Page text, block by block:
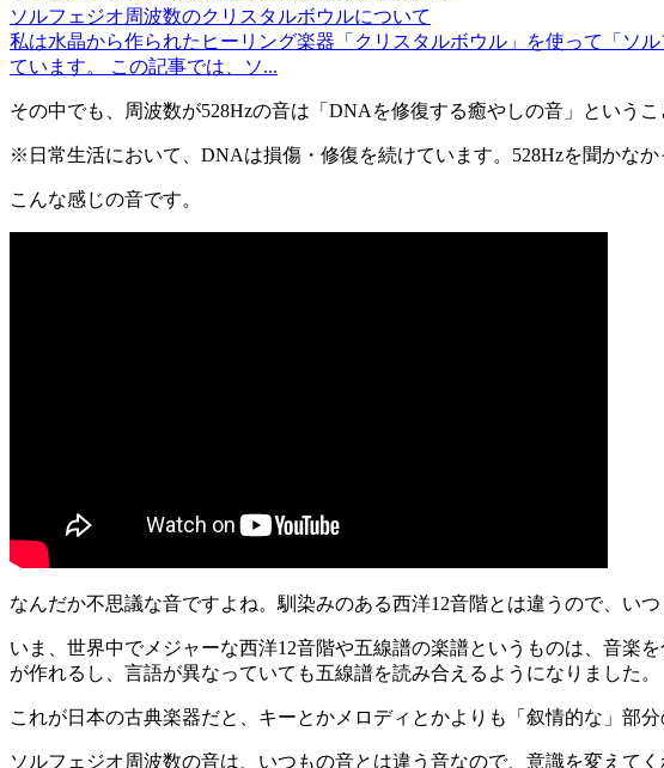
ソルフェジオ周波数のクリスタルボウルについて
私は水晶から作られたヒーリング楽器「クリスタルボウル」を使って「ソ
ています。 この記事では、ソ...
その中でも、周波数が528Hzの音は「DNAを修復する癒やしの音」というこ
※日常生活において、DNAは損傷・修復を続けています。528Hzを聞かな
こんな感じの音です。
なんだか不思議な音ですよね。馴染みのある西洋12音階とは違うので、い
いま、世界中でメジャーな西洋12音階や五線譜の楽譜というものは、音楽
が作れるし、言語が異なっていても五線譜を読み合えるようになりました。
これが日本の古典楽器だと、キーとかメロディとかよりも「叙情的な」部
ソルフェジオ周波数の音は、いつもの音とは違う音なので、意識を変えて